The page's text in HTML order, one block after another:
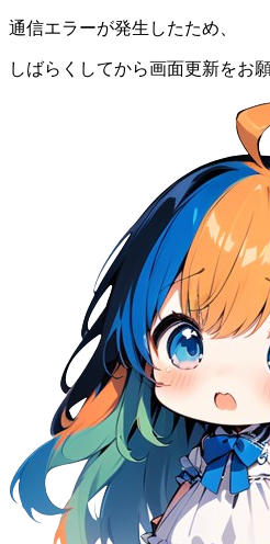
通信エラーが発生したため、
しばらくしてから画面更新をお